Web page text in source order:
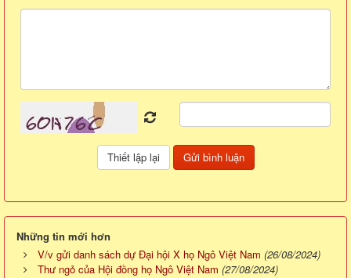
Những tin mới hơn
V/v gửi danh sách dự Đại hội X họ Ngô Việt Nam (26/08/2024)
Thư ngỏ của Hội đồng họ Ngô Việt Nam (27/08/2024)